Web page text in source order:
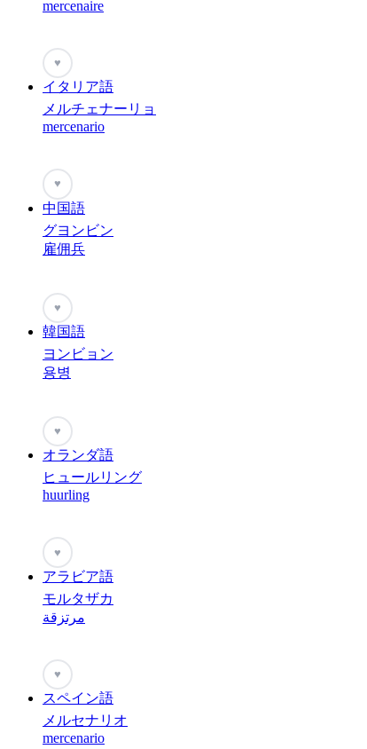
mercenaire
♥
イタリア語
メルチェナーリョ
mercenario
♥
中国語
グヨンビン
雇佣兵
♥
韓国語
ヨンビョン
용병
♥
オランダ語
ヒュールリング
huurling
♥
アラビア語
モルタザカ
مرتزقة
♥
スペイン語
メルセナリオ
mercenario